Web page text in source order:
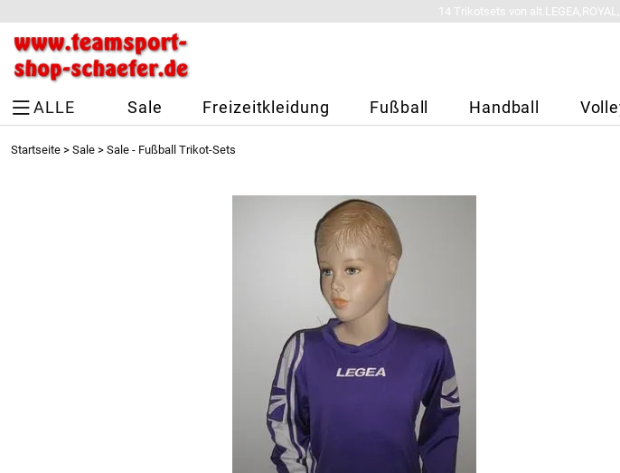
14 Trikotsets von
ALLE Sale Freizeitkleidung Fußball Handball
Startseite > Sale > Sale - Fußball Trikot-Sets